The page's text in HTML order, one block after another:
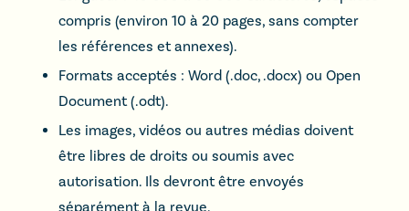
compris (environ 10 à 20 pages, sans compter
les références et annexes).
Formats acceptés : Word (.doc, .docx) ou Open
Document (.odt).
Les images, vidéos ou autres médias doivent
être libres de droits ou soumis avec
autorisation. Ils devront être envoyés